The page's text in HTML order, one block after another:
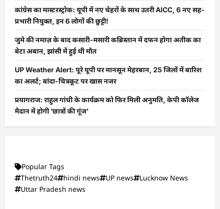
कांग्रेस का मास्टरस्ट्रोक: यूपी में नए चेहरों के साथ उतरी AICC, 6 नए सह-
प्रभारी नियुक्त, इन 6 लोगों की छुट्टी!
जुमे की नमाज़ के बाद कसारी-मसारी कब्रिस्तान में दफन होगा अतीक का
बेटा अबान, झांसी में हुई थी मौत
UP Weather Alert: पूरे यूपी पर मानसून मेहरबान, 25 जिलों में बारिश
का अलर्ट; बांदा-चित्रकूट पर खास नजर
प्रयागराज: राहुल गांधी के कार्यक्रम को फिर मिली अनुमति, केपी कॉलेज
मैदान में होगी ‘छात्रों की गूंज’
Popular Tags
Thetruth24
hindi news UP news
Lucknow News
Uttar Pradesh news